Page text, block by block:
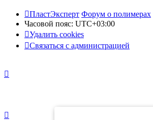
ПластЭксперт Форум о полимерах
Часовой пояс: UTC+03:00
Удалить cookies
Связаться с администрацией